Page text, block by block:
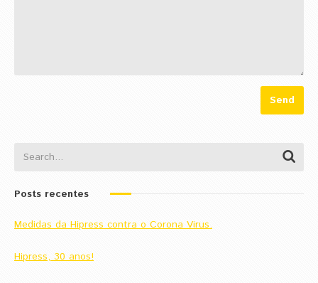
Posts recentes
Medidas da Hipress contra o Corona Virus.
Hipress, 30 anos!